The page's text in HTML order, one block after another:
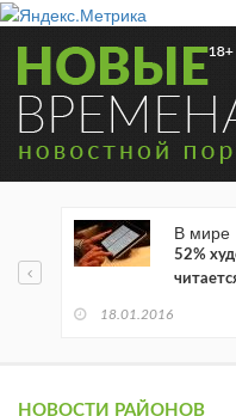
В мире
52%
18.01.2016
НОВОСТИ РАЙОНОВ